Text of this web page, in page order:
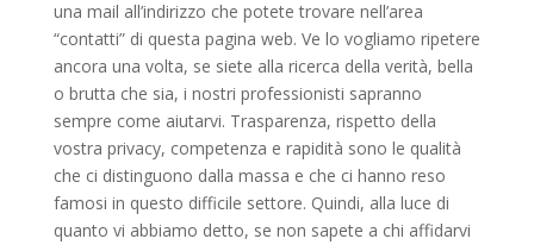
una mail all’indirizzo che potete trovare nell’area
“contatti” di questa pagina web. Ve lo vogliamo ripetere
ancora una volta, se siete alla ricerca della verità, bella
o brutta che sia, i nostri professionisti sapranno
sempre come aiutarvi. Trasparenza, rispetto della
vostra privacy, competenza e rapidità sono le qualità
che ci distinguono dalla massa e che ci hanno reso
famosi in questo difficile settore. Quindi, alla luce di
quanto vi abbiamo detto, se non sapete a chi affidarvi